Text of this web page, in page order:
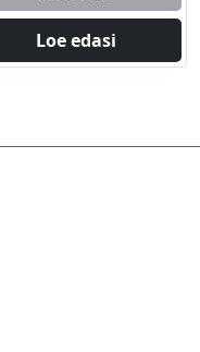
Loe edasi